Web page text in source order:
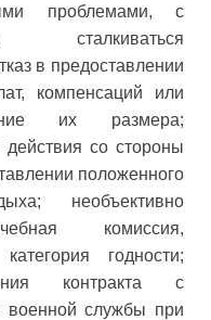
проблемами, с
сталкиваться
в предоставлении
компенсаций или
их размера;
со стороны
положенного
необъективно
комиссия,
годности;
контракта с
военной службы при